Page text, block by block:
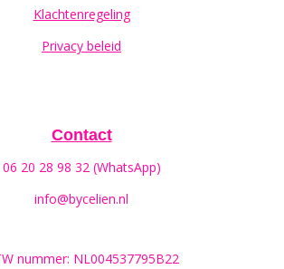
Klachtenregeling
Privacy beleid
Contact
06 20 28 98 32 (WhatsApp)
info@bycelien.nl
nummer: NL004537795B22